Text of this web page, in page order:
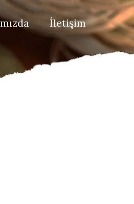
İletişim